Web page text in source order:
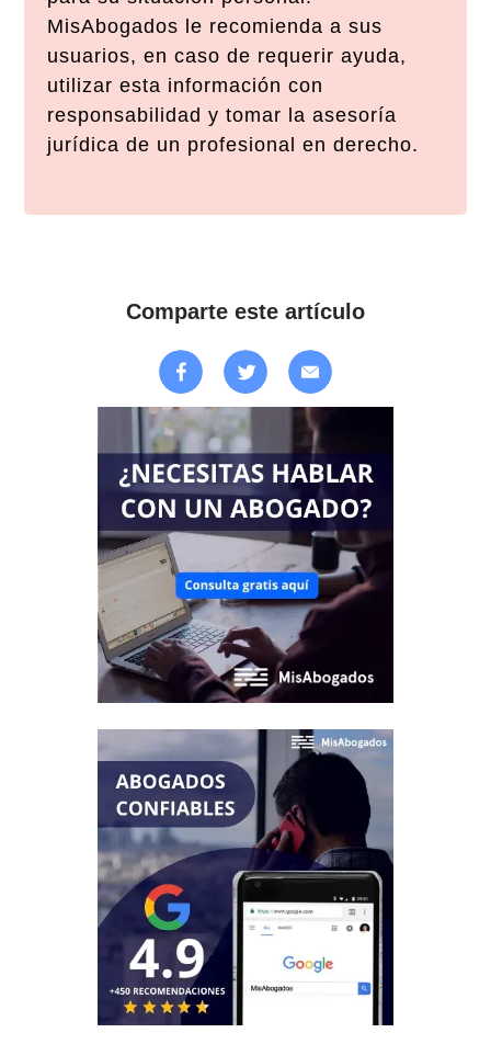
MisAbogados le recomienda a sus
usuarios, en caso de requerir ayuda,
utilizar esta información con
responsabilidad y tomar la asesoría
jurídica de un profesional en derecho.
Comparte este artículo